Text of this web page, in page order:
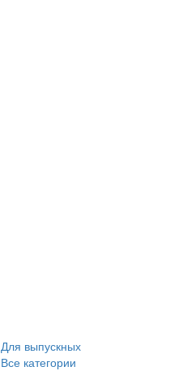
Для выпускных
Все категории